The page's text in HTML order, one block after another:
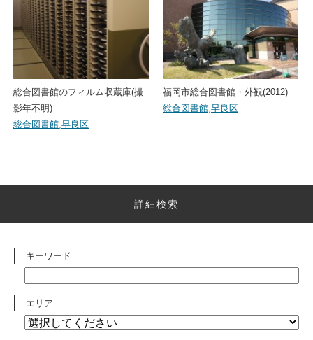
総合図書館のフィルム収蔵庫(撮
影年不明)
総合図書館,早良区
福岡市総合図書館・外観(2012)
総合図書館,早良区
詳細検索
キーワード
エリア